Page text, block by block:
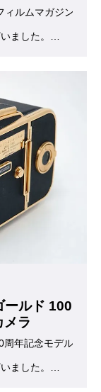
ルムマガジン付き
ました。
ールド 100
メラ
年記念モデル 中古
ました。